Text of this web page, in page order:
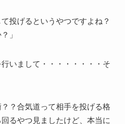
投げるというやつですよね？
」
いまして・・・・・・・・そ
？合気道って相手を投げる格
るやつ見ましたけど、本当に